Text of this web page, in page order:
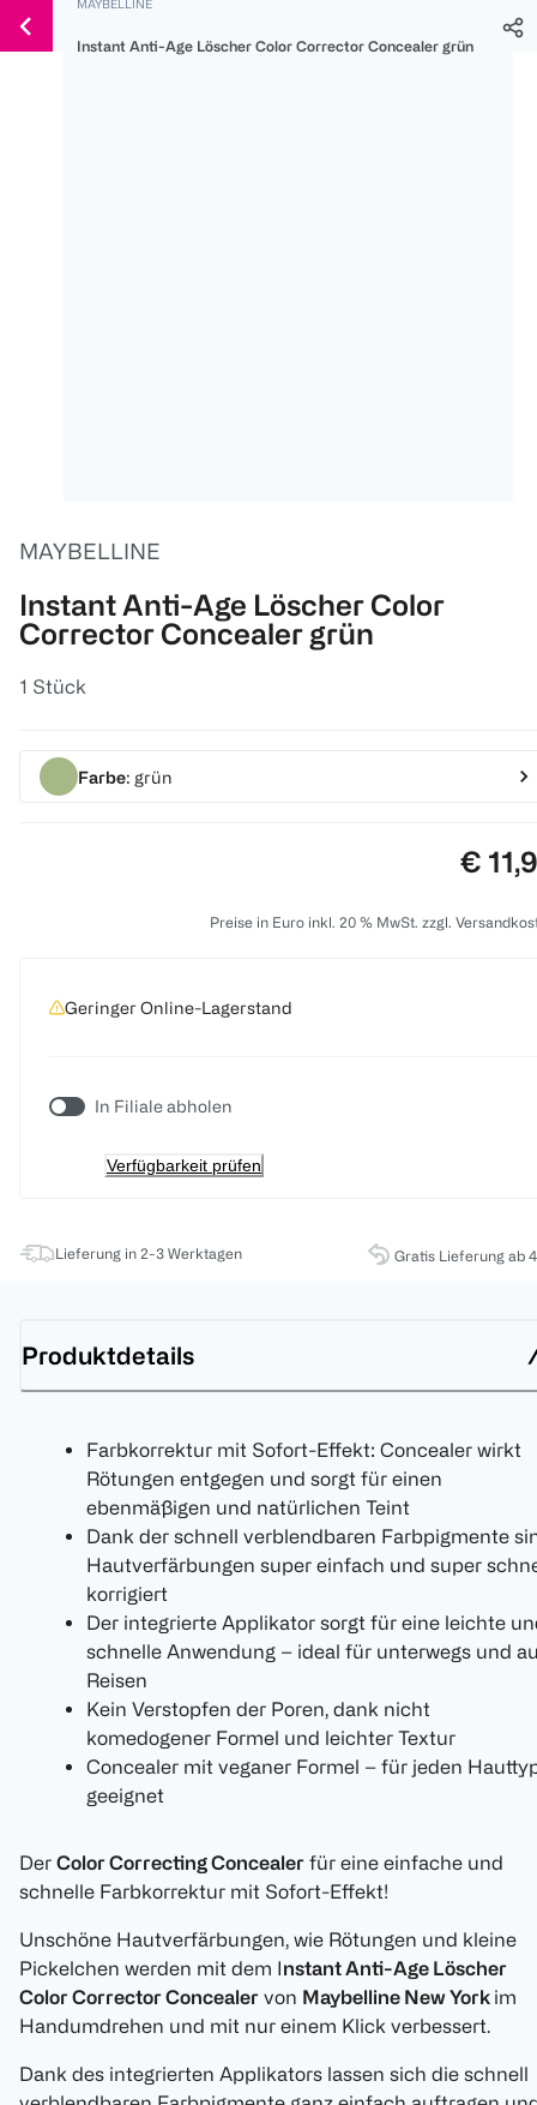
150 Ös
300 Ös
500 Ös
Weiter
zum
MAYBELLINE
Instant Anti-Age Löscher Color Corrector Concealer grün
MAYBELLINE
Instant Anti-Age Löscher Color
Corrector Concealer grün
1 Stück
Farbe: grün
Preis:
€
Preise in Euro inkl. 20 % MwSt. zzgl.
Geringer Online-Lagerstand
In Filiale abholen
Verfügbarkeit prüfen
Lieferung in 2-3 Werktagen Gratis Lieferung ab
Produktdetails
Farbkorrektur mit Sofort-Effekt: Concealer wirkt
Rötungen entgegen und sorgt für einen
ebenmäßigen und natürlichen Teint
Dank der schnell verblendbaren Farbpigmente
Hautverfärbungen super einfach und super
korrigiert
Der integrierte Applikator sorgt für eine leichte
schnelle Anwendung – ideal für unterwegs und
Reisen
Kein Verstopfen der Poren, dank nicht
komedogener Formel und leichter Textur
Concealer mit veganer Formel – für jeden
geeignet
Der Color Correcting Concealer für eine einfache und
schnelle Farbkorrektur mit Sofort-Effekt!
Unschöne Hautverfärbungen, wie Rötungen und kleine
Pickelchen werden mit dem Instant Anti-Age Löscher
Color Corrector Concealer von Maybelline New York im
Handumdrehen und mit nur einem Klick verbessert.
Dank des integrierten Applikators lassen sich die schnell